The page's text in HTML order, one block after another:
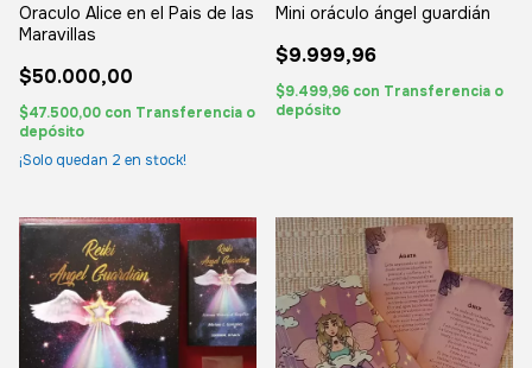
Oraculo Alice en el Pais de las
Maravillas
$50.000,00
$47.500,00 con Transferencia o
depósito
¡Solo quedan 2 en stock!
Mini oráculo ángel guardián
$9.999,96
$9.499,96 con Transferencia o
depósito